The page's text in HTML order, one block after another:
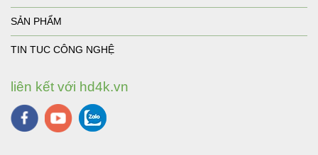
SẢN PHẨM
TIN TUC CÔNG NGHỆ
liên kết với hd4k.vn